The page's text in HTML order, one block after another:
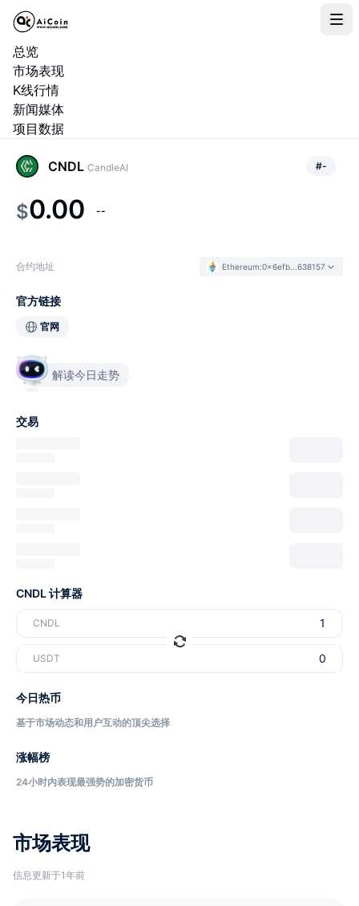
总览
市场表现
K线行情
新闻媒体
项目数据
市场表现
信息更新于1年前
CNDL CandleAI #-
$0.00 --
合约地址 Ethereum:0x6efb...638157
官方链接
官网
解读今日走势
交易
CNDL 计算器
CNDL
USDT
今日热币
基于市场动态和用户互动的顶尖选择
涨幅榜
24小时内表现最强势的加密货币